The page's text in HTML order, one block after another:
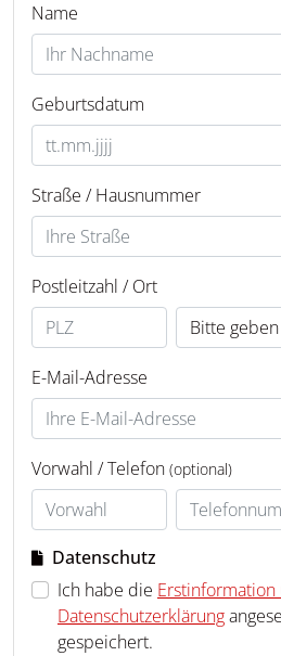
Name
Geburtsdatum
Straße / Hausnummer
Postleitzahl / Ort
E-Mail-Adresse
Vorwahl / Telefon (optional)
Datenschutz
Ich habe die Erstinformation
Datenschutzerklärung
gespeichert.